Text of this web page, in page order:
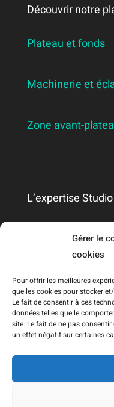
Gérer le
cookies
Pour offrir les meilleures
que les cookies pour stocker
Le fait de consentir à ces
données telles que le
site. Le fait de ne pas
un effet négatif sur certaines
Découvrir notre
Plateau et fonds
Machinerie et
Zone avant-
L’expertise
Qui sommes-
Nous contacter
Mentions légales
RGPD